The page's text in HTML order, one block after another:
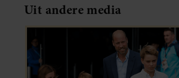
Uit andere media